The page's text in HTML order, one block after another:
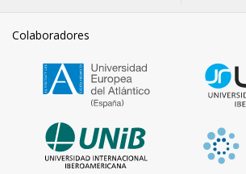
Colaboradores